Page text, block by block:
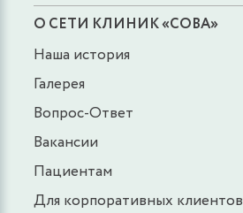
О СЕТИ КЛИНИК «СОВА»
Наша история
Галерея
Вопрос-Ответ
Вакансии
Пациентам
Для корпоративных клиентов